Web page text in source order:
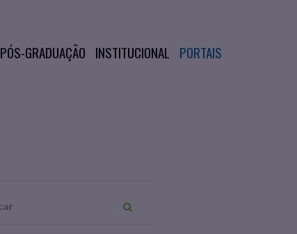
PÓS-GRADUAÇÃO INSTITUCIONAL PORTAIS